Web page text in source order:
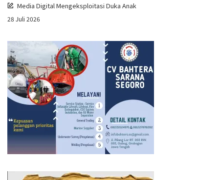
Media Digital Mengeksploitasi Duka Anak
28 Juli 2026